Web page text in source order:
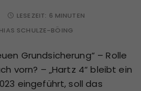
LESEZEIT: 6 MINUTEN
SCHULZE-BÖING
Grundsicherung“ – Rolle
vorn? – „Hartz 4“ bleibt ein
eingeführt, soll das